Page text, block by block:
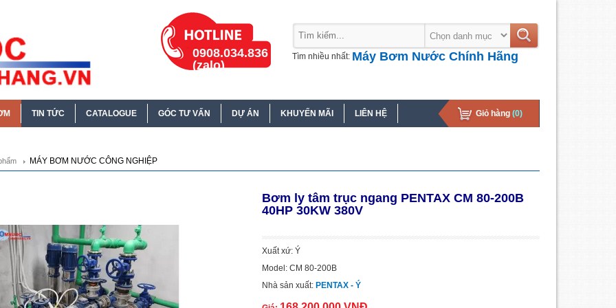
Tìm nhiều nhất: Máy Bơm Nước Chính Hãng
0908.034.836
(zalo)
TIN TỨC CATALOGUE GÓC TƯ VẤN DỰ ÁN KHUYẾN MÃI LIÊN HỆ Giỏ hàng (0)
MÁY BƠM NƯỚC CÔNG NGHIỆP
Bơm ly tâm trục ngang PENTAX CM 80-200B
40HP 30KW 380V
Xuất xứ: Ý
Model: CM 80-200B
Nhà sản xuất: PENTAX - Ý